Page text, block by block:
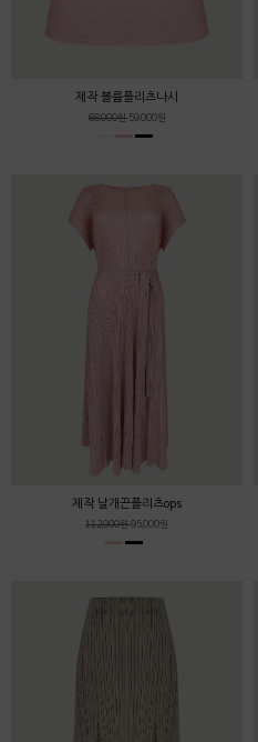
제작 볼륨플리츠나시
68,000원59,000원
제작 날개끈플리츠ops
112,000원95,000원